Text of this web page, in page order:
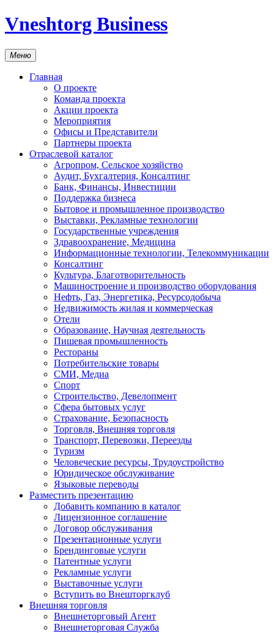
Vneshtorg Business
Меню
Главная
О проекте
Команда проекта
Акции проекта
Мероприятия
Офисы и Представители
Партнеры проекта
Отраслевой каталог
Агропром, Сельское хозяйство
Аудит, Бухгалтерия, Консалтинг
Банк, Финансы, Инвестиции
Поддержка бизнеса
Бытовое и промышленное производство
Выставки, Рекламные технологии
Государственные учреждения
Здравоохранение, Медицина
Информационные технологии, Телекоммуникации
Консалтинг
Культура, Благотворительность
Машиностроение и производство оборудования
Нефть, Газ, Энергетика, Ресурсодобыча
Недвижимость жилая и коммерческая
Отели
Образование, Научная деятельность
Пишевая промышленность
Рестораны
Потребительские товары
СМИ, Медиа
Спорт
Строительство, Девелопмент
Сфера бытовых услуг
Страхование, Безопасность
Торговля, Внешняя торговля
Транспорт, Перевозки, Переезды
Туризм
Человеческие ресурсы, Трудоустройство
Юридическое обслуживание
Языковые переводы
Разместить презентацию
Добавить компанию в каталог
Лицензионное соглашение
Договор обслуживания
Презентационные услуги
Брендинговые услуги
Патентные услуги
Рекламные услуги
Выставочные услуги
Вступить во Внешторгклуб
Внешняя торговля
Внешнеторговый Агент
Внешнеторговая Служба